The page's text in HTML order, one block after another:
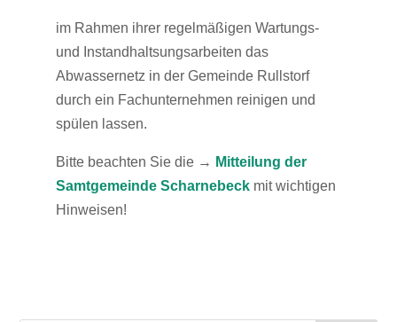
im Rahmen ihrer regelmäßigen Wartungs-
und Instandhaltsungsarbeiten das
Abwassernetz in der Gemeinde Rullstorf
durch ein Fachunternehmen reinigen und
spülen lassen.
Bitte beachten Sie die → Mitteilung der
Samtgemeinde Scharnebeckmit wichtigen
Hinweisen!